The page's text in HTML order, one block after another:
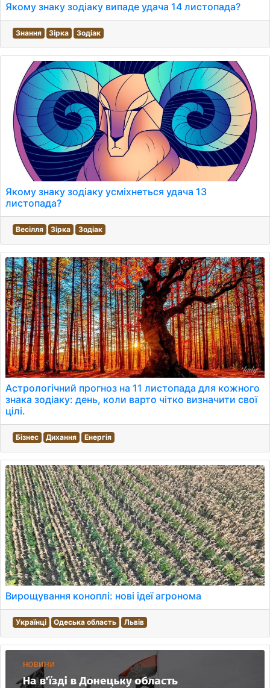
Якому знаку зодіаку випаде удача 14 листопада?
Знання Зірка Зодіак
Якому знаку зодіаку усміхнеться удача 13
листопада?
Весілля Зірка Зодіак
Астрологічний прогноз на 11 листопада для кожного
знака зодіаку: день, коли варто чітко визначити свої
цілі.
Бізнес Дихання Енергія
Вирощування коноплі: нові ідеї агронома
Українці Одеська область Львів